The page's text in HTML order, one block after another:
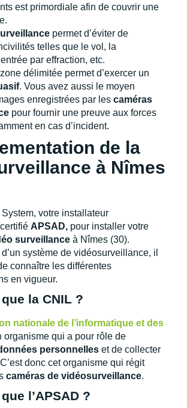
est primordiale afin de couvrir une
permet d’éviter de
telles que le vol, la
par effraction, etc.
délimitée permet d’exercer un
. Vous avez aussi le moyen
enregistrées par les caméras
pour fournir une preuve aux forces
en cas d’incident.
de la
à Nîmes
votre installateur
APSAD, pour installer votre
surveillanceà Nîmes (30).
système de vidéosurveillance, il
connaître les différentes
en vigueur.
la CNIL ?
nationale de l’informatique et des
organisme qui a pour rôle de
personnelles et de collecter
donc cet organisme qui régit
caméras de vidéosurveillance.
l’APSAD ?